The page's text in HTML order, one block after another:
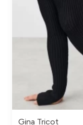
Gina Tricot